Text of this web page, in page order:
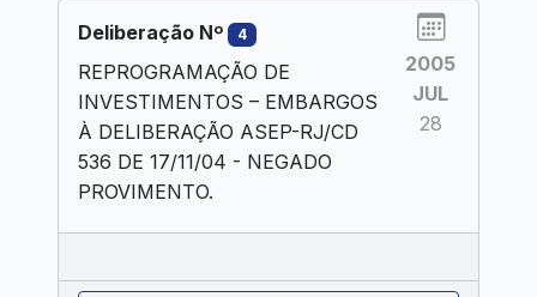
Deliberação Nº 4
REPROGRAMAÇÃO DE
INVESTIMENTOS – EMBARGOS
À DELIBERAÇÃO ASEP-RJ/CD
536 DE 17/11/04 - NEGADO
PROVIMENTO.
2005
JUL
28